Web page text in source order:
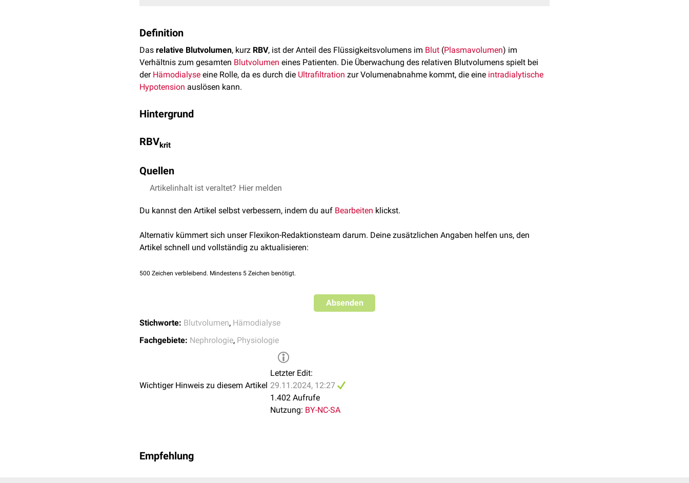
Definition
Das relative Blutvolumen, kurz RBV, ist der Anteil des Flüssigkeitsvolumens im Blut (Plasmavolumen) im
Verhältnis zum gesamten Blutvolumen eines Patienten. Die Überwachung des relativen Blutvolumens spielt bei
der Hämodialyse eine Rolle, da es durch die Ultrafiltration zur Volumenabnahme kommt, die eine intradialytische
Hypotension auslösen kann.
Hintergrund
Blutvolumenmonitoring
Ultraschall
RBVkrit
(RBVkrit) bezeichnet. Der Wert variiert individuell, der
Quellen
Fresenius Medical Care: BVM – Blutvolumenmonitor. Verbesserte Kreislaufstabilität durch individuelle
Artikelinhalt ist veraltet? Hier melden
Du kannst den Artikel selbst verbessern, indem du auf Bearbeiten klickst.
Alternativ kümmert sich unser Flexikon-Redaktionsteam darum. Deine zusätzlichen Angaben helfen uns, den
Artikel schnell und vollständig zu aktualisieren:
500 Zeichen verbleibend. Mindestens 5 Zeichen benötigt.
Absenden
Stichworte: Blutvolumen, Hämodialyse
Fachgebiete: Nephrologie, Physiologie
Wichtiger Hinweis zu diesem Artikel
Letzter Edit:
29.11.2024, 12:27
1.402 Aufrufe
Nutzung: BY-NC-SA
Empfehlung